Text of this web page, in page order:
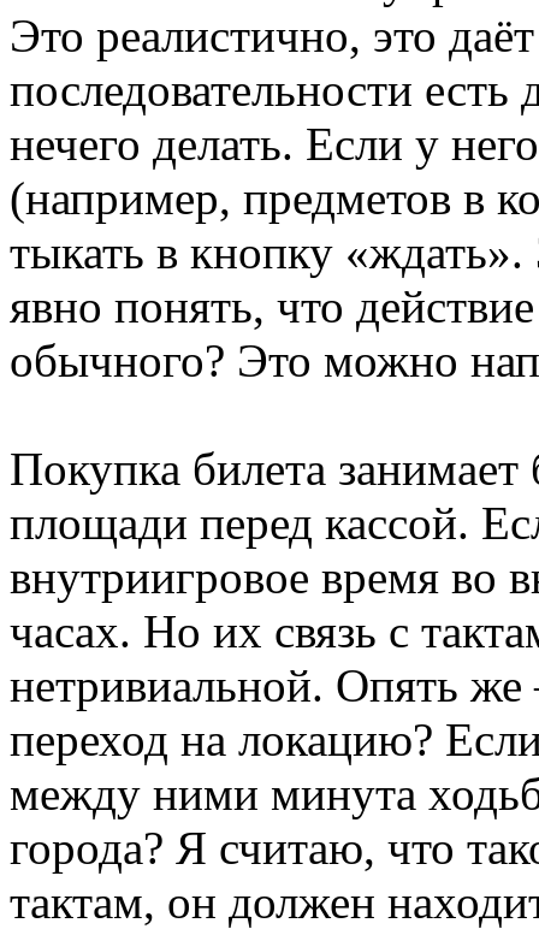
Это реалистично, это
последовательности есть
нечего делать. Если у
(например, предметов в
тыкать в кнопку
явно понять, что
обычного? Это можно
Покупка билета
площади перед кассой.
внутриигровое время во
часах. Но их связь с
нетривиальной. Опять
переход на локацию?
между ними минута
города? Я считаю, что
тактам, он должен